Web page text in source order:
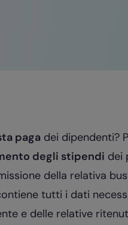
pagadei dipendenti?
degli stipendi dei
della relativa
tutti i dati
e delle relative